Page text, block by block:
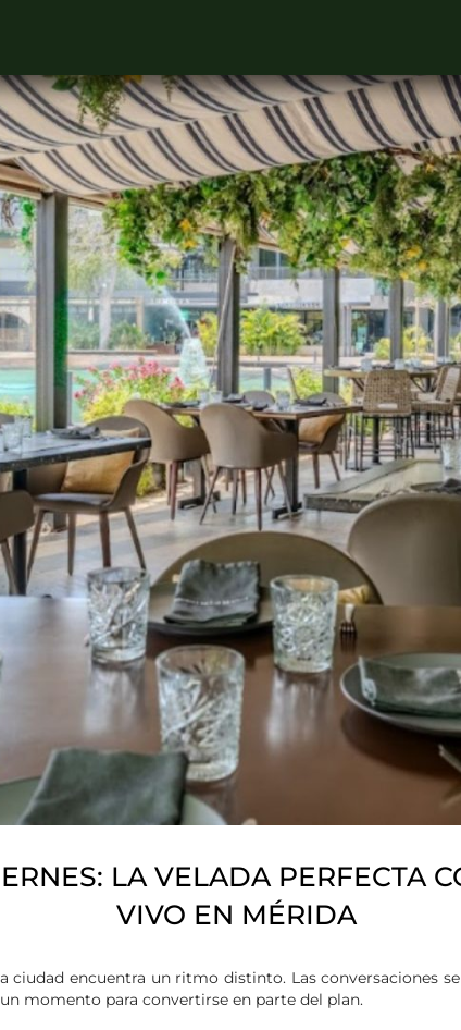
LA VELADA PERFECTA
VIVO EN MÉRIDA
ciudad encuentra un ritmo distinto. Las conversaciones
momento para convertirse en parte del plan.